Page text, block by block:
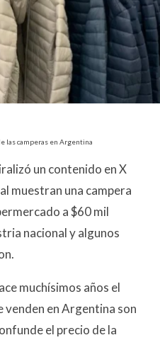
las camperas en Argentina
un contenido en X
muestran una campera
a $60 mil
nacional y algunos
muchísimos años el
venden en Argentina son
el precio de la